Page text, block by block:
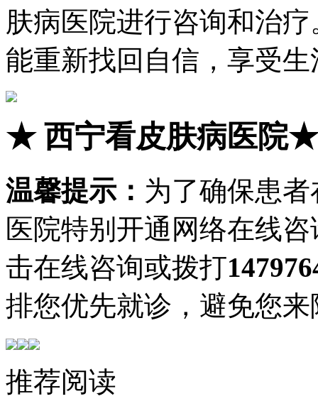
肤病医院进行咨询和治
能重新找回自信，享受
★西宁看皮肤病医院★
温馨提示： 为了确保患
医院特别开通网络在线
击在线咨询或拨打
排您优先就诊，避免您
推荐阅读